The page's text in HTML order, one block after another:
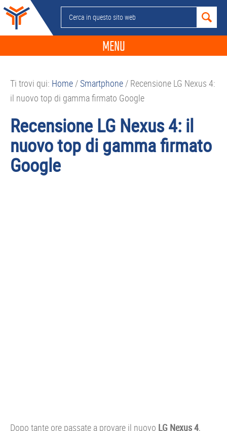
Passa
alla
navigazione
Passa
contenuto
Passa
alla
barra
Passa
piè
Cerca
in
sito
MENU
GUIDE ACQUISTO
SMARTPHONE
TABLET
Ti trovi qui: Home/Smartphone/ Recensione LG Nexus 4:
il nuovo top di gamma firmato Google
Recensione LG Nexus 4: il
nuovo top di gamma firmato
Google
Dopo tante ore passate a provare il nuovo LG Nexus 4,